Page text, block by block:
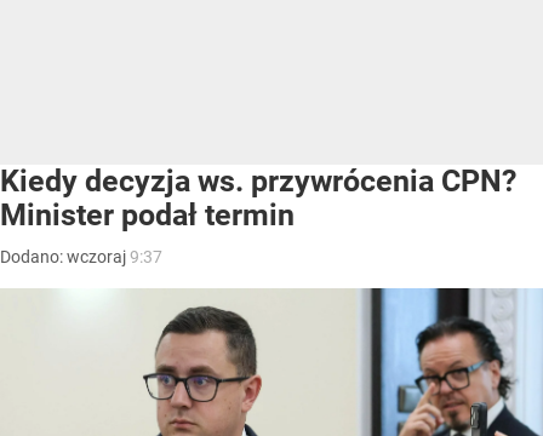
Kiedy decyzja ws. przywrócenia CPN?
Minister podał termin
Dodano:wczoraj9:37